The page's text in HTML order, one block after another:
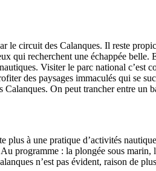
le circuit des Calanques. Il reste
recherchent une échappée belle.
Visiter le parc national c’est
des paysages immaculés qui se
On peut trancher entre un
à une pratique d’activités
programme : la plongée sous
n’est pas évident, raison de